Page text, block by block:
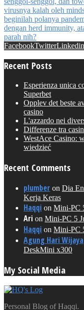
FacebookTwitterLinkedin
Recent Posts
Esperienza unica
Superbet
Opplev det beste
casino
L'azzardo nei
Differenze tra
WestAce Casino:
wiedzieć
Recent Comments
plumber on Dia
Kerja Keras
Haqqi on Mini-PC
Ari on Mini-PC 5
Haqqi on Mini-PC
Agung Hari Wijaya
DeskMini x300
My Social Media
Personal Blog of Haqqi.